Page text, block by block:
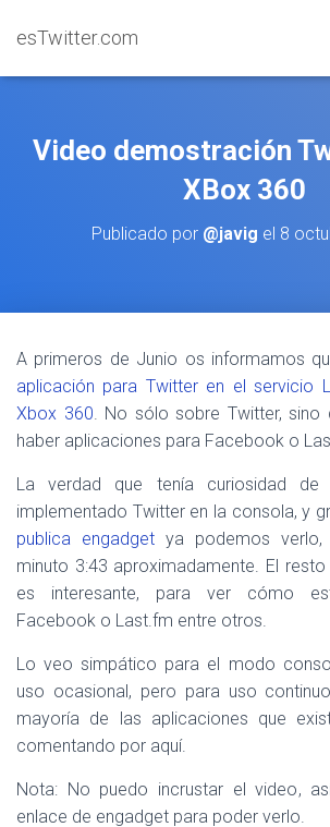
esTwitter.com
Video demostración
XBox 360
Publicado por @javig el 8
A primeros de Junio os informamos
aplicación para Twitter en el servicio
Xbox 360. No sólo sobre Twitter, sino
haber aplicaciones para Facebook o
La verdad que tenía curiosidad
implementado Twitter en la consola, y
publica engadget ya podemos
minuto 3:43 aproximadamente. El
es interesante, para ver cómo
Facebook o Last.fm entre otros.
Lo veo simpático para el modo
uso ocasional, pero para uso
mayoría de las aplicaciones que
comentando por aquí.
Nota: No puedo incrustar el video,
enlace de engadget para poder verlo.